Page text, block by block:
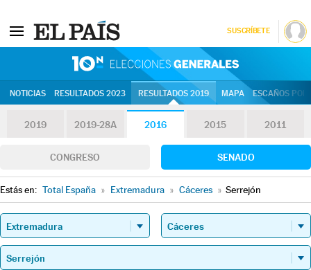
SUSCRÍBETE
NOTICIAS RESULTADOS 2023 RESULTADOS 2019 MAPA ESCAÑOS
2019 2019-28A 2016 2015 2011
CONGRESO SENADO
Estás en: Total España » Extremadura » Cáceres » Serrejón